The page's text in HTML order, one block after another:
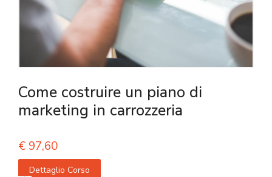
Come costruire un piano di
marketing in carrozzeria
€ 97,60
Dettaglio Corso